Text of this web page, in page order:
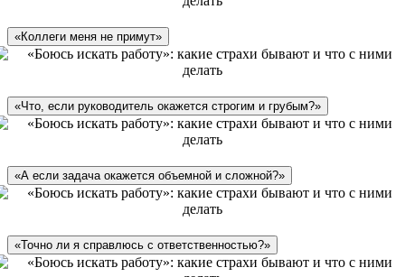
«Коллеги меня не примут»
«Что, если руководитель окажется строгим и грубым?»
«А если задача окажется объемной и сложной?»
«Точно ли я справлюсь с ответственностью?»